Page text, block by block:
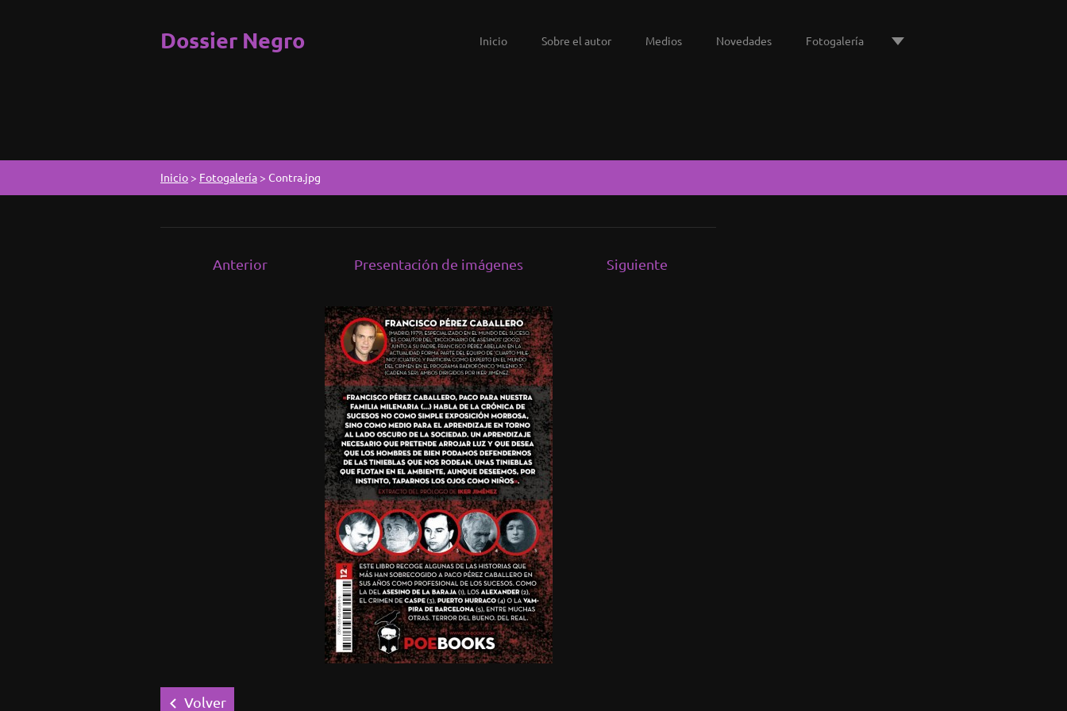
Dossier Negro Inicio Sobre el autor Medios Novedades Fotogalería
Inicio > Fotogalería > Contra.jpg
Anterior Presentación de imágenes Siguiente
Volver